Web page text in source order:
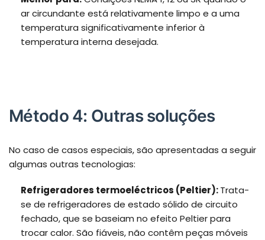
ar circundante está relativamente limpo e a uma
temperatura significativamente inferior à
temperatura interna desejada.
Método 4: Outras soluções
No caso de casos especiais, são apresentadas a seguir
algumas outras tecnologias:
Refrigeradores termoeléctricos (Peltier):Trata-
se de refrigeradores de estado sólido de circuito
fechado, que se baseiam no efeito Peltier para
trocar calor. São fiáveis, não contêm peças móveis